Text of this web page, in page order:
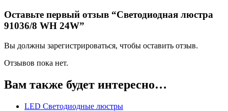
Оставьте первый отзыв “Светодиодная люстра
91036/8 WH 24W”
Вы должны зарегистрироваться, чтобы оставить отзыв.
Отзывов пока нет.
Вам также будет интересно…
LED Светодиодные люстры